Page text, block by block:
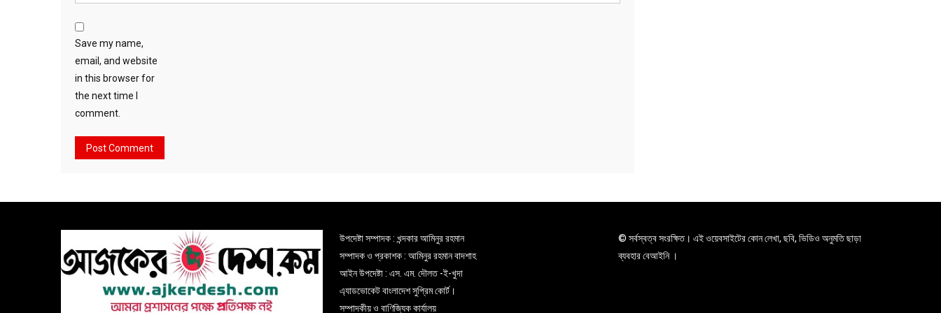
Save my name,
email, and website
in this browser for
the next time I
comment.
উপদেষ্টা সম্পাদক : খন্দকার আমিনুর রহমান
সম্পাদক ও প্রকাশক : আমিনুর রহমান বাদশাহ
আইন উপদেষ্টা : এস. এম. দৌলত -ই-খুদা
এ্যাডভোকেট বাংলাদেশ সুপ্রিম কোর্ট।
সম্পাদকীয় ও বাণিজ্যিক কার্যালয়
© সর্বস্বত্ব সংরক্ষিত। এই ওয়েবসাইটের কোন লেখা, ছবি, ভিডিও অনুমতি ছাড়া
ব্যবহার বেআইনি ।